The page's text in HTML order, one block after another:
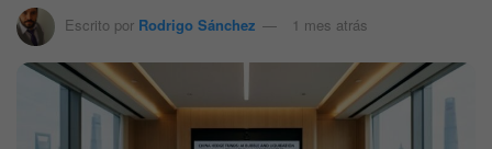
Escrito por Rodrigo Sánchez 1 mes atrás